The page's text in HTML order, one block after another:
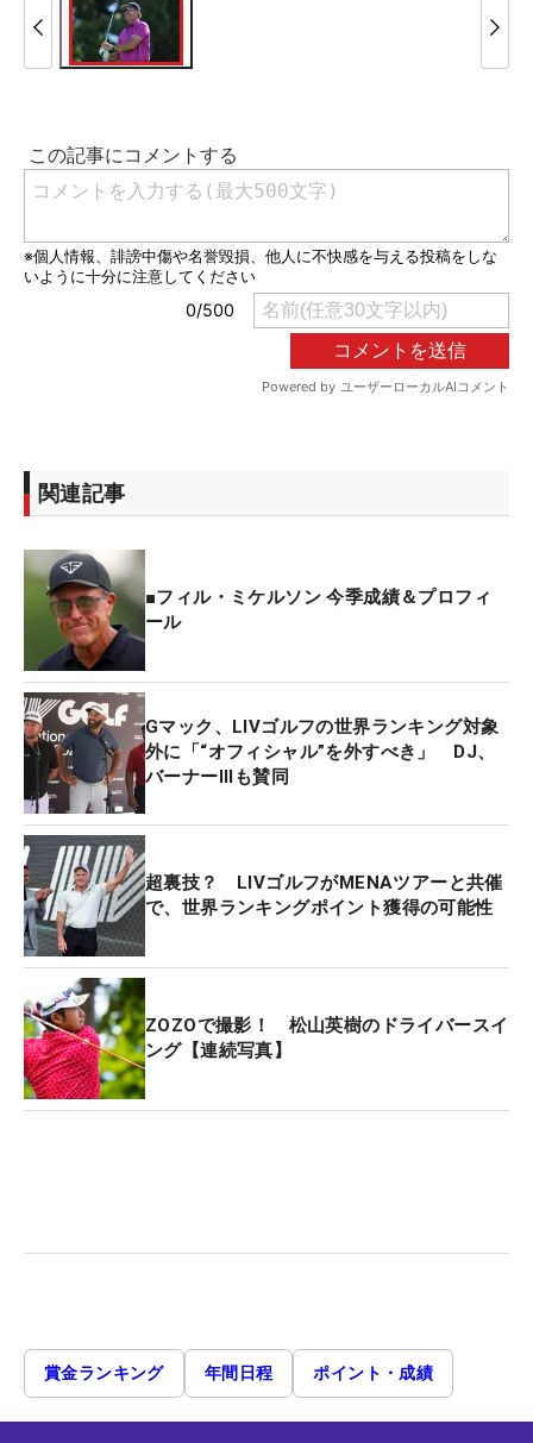
関連記事
■フィル・ミケルソン 今季成績＆プロフィ
ール
Gマック、LIVゴルフの世界ランキング対象
外に「“オフィシャル”を外すべき」 DJ、
バーナーIIIも賛同
超裏技？ LIVゴルフがMENAツアーと共催
で、世界ランキングポイント獲得の可能性
ZOZOで撮影！ 松山英樹のドライバースイ
ング【連続写真】
賞金ランキング 年間日程 ポイント・成績